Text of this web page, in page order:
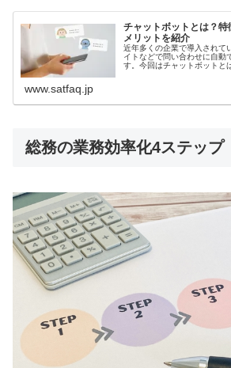
チャットボットとは？
メリットを紹介
近年多くの企業で導入されて
イトなどで問い合わせに自動
す。今回はチャットボットと
www.satfaq.jp
総務の業務効率化4ステップ